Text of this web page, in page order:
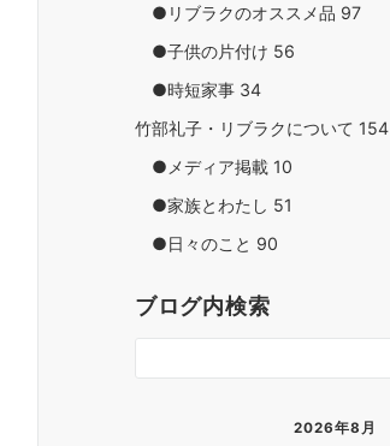
●リブラクのオススメ品 97
●子供の片付け 56
●時短家事 34
竹部礼子・リブラクについて 154
●メディア掲載 10
●家族とわたし 51
●日々のこと 90
ブログ内検索
2026年8月